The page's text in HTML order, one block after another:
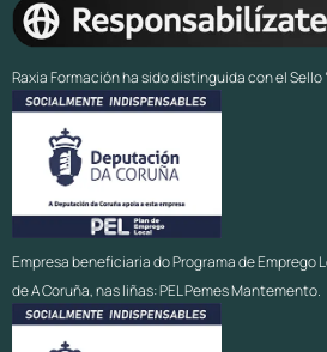
Raxia Formación ha sido distinguida con el Sello
Empresa beneficiaria do Programa de Emprego
de A Coruña, nas liñas: PEL Pemes Mantemento.